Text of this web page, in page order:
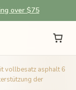
over $75
vollbesatz asphalt 6
der